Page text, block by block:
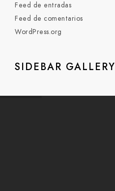
Feed de entradas
Feed de comentarios
WordPress.org
SIDEBAR GALLERY